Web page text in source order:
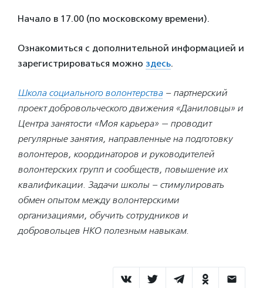
Начало в 17.00 (по московскому времени).
Ознакомиться с дополнительной информацией и
зарегистрироваться можно здесь.
Школа социального волонтерства– партнерский
проект добровольческого движения «Даниловцы» и
Центра занятости «Моя карьера» — проводит
регулярные занятия, направленные на подготовку
волонтеров, координаторов и руководителей
волонтерских групп и сообществ, повышение их
квалификации. Задачи школы – стимулировать
обмен опытом между волонтерскими
организациями, обучить сотрудников и
добровольцев НКО полезным навыкам.